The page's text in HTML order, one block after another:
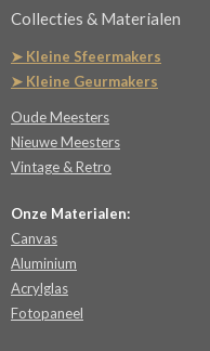
Collecties & Materialen
➤ Kleine Sfeermakers
➤ Kleine Geurmakers
Oude Meesters
Nieuwe Meesters
Vintage & Retro
Onze Materialen:
Canvas
Aluminium
Acrylglas
Fotopaneel